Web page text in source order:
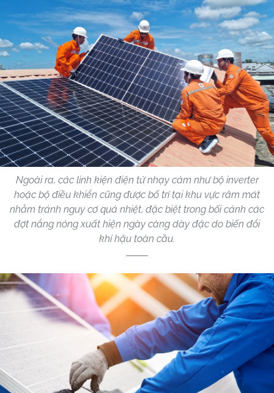
Ngoài ra, các linh kiện điện tử nhạy cảm như bộ inverter
hoặc bộ điều khiển cũng được bố trí tại khu vực râm mát
nhằm tránh nguy cơ quá nhiệt, đặc biệt trong bối cảnh các
đợt nắng nóng xuất hiện ngày càng dày đặc do biến đổi
khí hậu toàn cầu.